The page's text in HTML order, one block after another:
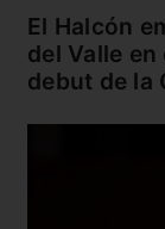
El Halcón
del Valle
debut de la